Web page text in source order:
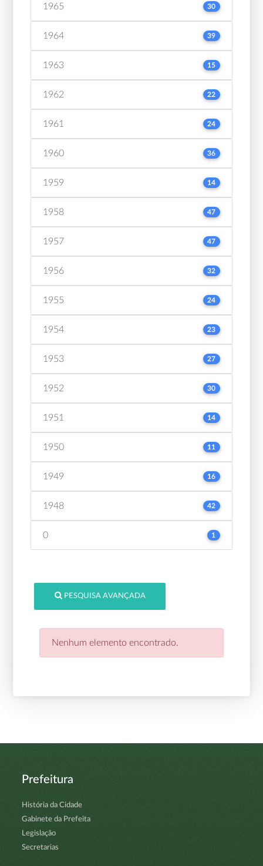
1965 30
1964 39
1963 15
1962 22
1961 24
1960 36
1959 14
1958 47
1957 47
1956 32
1955 24
1954 23
1953 27
1952 30
1951 14
1950 11
1949 16
1948 42
0 1
PESQUISA AVANÇADA
Nenhum elemento encontrado.
Prefeitura
História da Cidade
Gabinete da Prefeita
Legislação
Secretarias